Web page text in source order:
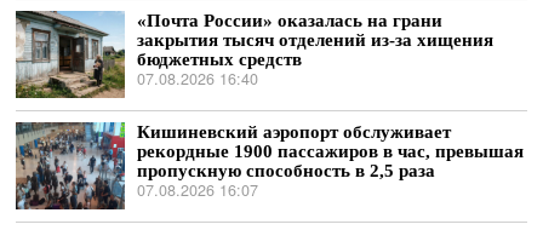
«Почта России» оказалась на грани
закрытия тысяч отделений из-за хищения
бюджетных средств
07.08.2026 16:40
Кишиневский аэропорт обслуживает
рекордные 1900 пассажиров в час, превышая
пропускную способность в 2,5 раза
07.08.2026 16:07